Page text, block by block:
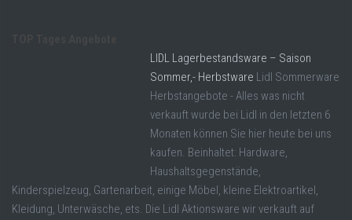
LIDL Lagerbestandsware – Saison
Sommer,- Herbstware Lidl Sommerware
Herbstangebote - Alles was nicht
verkauft wurde bei Lidl in den letzten 6
Monaten können Sie hier heute bei uns
kaufen. Beinhaltet: Hardware,
Haushaltsgegenstände,
Kinderspielzeug, Gartenarbeit, einige Möbel, kleine Elektroartikel,
Kleidung, Unterwäsche, ets. Die Lidl Aktionsware wir verkauft auf